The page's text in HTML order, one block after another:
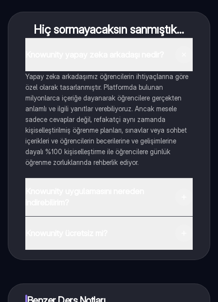
Hiç sormayacaksın sanmıştık...
Yapay zeka arkadaşımız öğrencilerin ihtiyaçlarına göre
özel olarak tasarlanmıştır. Platformda bulunan
milyonlarca içeriğe dayanarak öğrencilere gerçekten
anlamlı ve ilgili yanıtlar verebiliyoruz. Ancak mesele
sadece cevaplar değil, refakatçi aynı zamanda
kişiselleştirilmiş öğrenme planları, sınavlar veya sohbet
içerikleri ve öğrencilerin becerilerine ve gelişimlerine
dayalı %100 kişiselleştirme ile öğrencilere günlük
öğrenme zorluklarında rehberlik ediyor.